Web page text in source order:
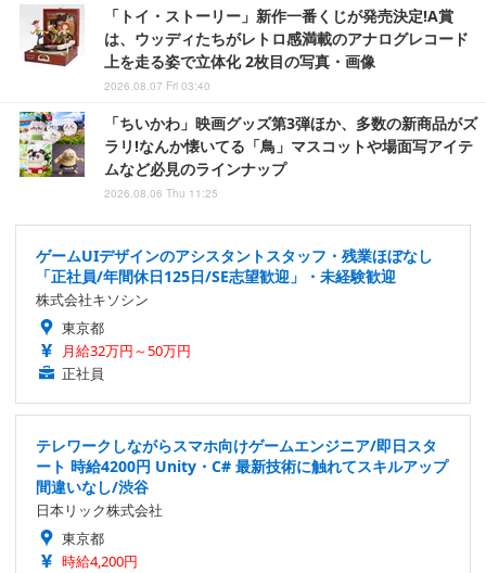
「トイ・ストーリー」新作一番くじが発売決定!A賞
は、ウッディたちがレトロ感満載のアナログレコード
上を走る姿で立体化 2枚目の写真・画像
2026.08.07 Fri 03:40
「ちいかわ」映画グッズ第3弾ほか、多数の新商品がズ
ラリ!なんか懐いてる「鳥」マスコットや場面写アイテ
ムなど必見のラインナップ
2026.08.06 Thu 11:25
ゲームUIデザインのアシスタントスタッフ・残業ほぼなし
「正社員/年間休日125日/SE志望歓迎」・未経験歓迎
株式会社キソシン
東京都
月給32万円～50万円
正社員
テレワークしながらスマホ向けゲームエンジニア/即日スタ
ート 時給4200円 Unity・C# 最新技術に触れてスキルアップ
間違いなし/渋谷
日本リック株式会社
東京都
時給4,200円